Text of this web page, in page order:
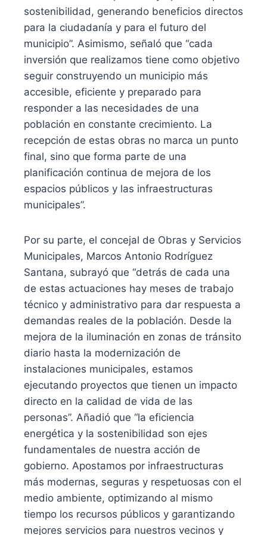
sostenibilidad, generando beneficios directos
para la ciudadanía y para el futuro del
municipio”. Asimismo, señaló que “cada
inversión que realizamos tiene como objetivo
seguir construyendo un municipio más
accesible, eficiente y preparado para
responder a las necesidades de una
población en constante crecimiento. La
recepción de estas obras no marca un punto
final, sino que forma parte de una
planificación continua de mejora de los
espacios públicos y las infraestructuras
municipales”.
Por su parte, el concejal de Obras y Servicios
Municipales, Marcos Antonio Rodríguez
Santana, subrayó que “detrás de cada una
de estas actuaciones hay meses de trabajo
técnico y administrativo para dar respuesta a
demandas reales de la población. Desde la
mejora de la iluminación en zonas de tránsito
diario hasta la modernización de
instalaciones municipales, estamos
ejecutando proyectos que tienen un impacto
directo en la calidad de vida de las
personas”. Añadió que “la eficiencia
energética y la sostenibilidad son ejes
fundamentales de nuestra acción de
gobierno. Apostamos por infraestructuras
más modernas, seguras y respetuosas con el
medio ambiente, optimizando al mismo
tiempo los recursos públicos y garantizando
mejores servicios para nuestros vecinos y